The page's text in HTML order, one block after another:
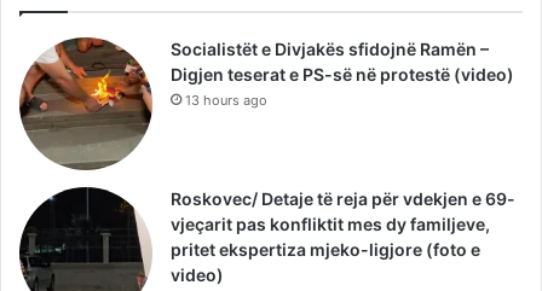
Socialistët e Divjakës sfidojnë Ramën –
Digjen teserat e PS-së në protestë (video)
13 hours ago
Roskovec/ Detaje të reja për vdekjen e 69-
vjeçarit pas konfliktit mes dy familjeve,
pritet ekspertiza mjeko-ligjore (foto e
video)